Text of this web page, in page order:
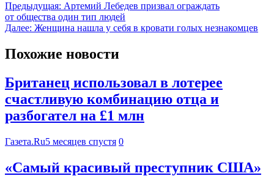
Предыдущая: Артемий Лебедев призвал ограждать
от общества один тип людей
Далее: Женщина нашла у себя в кровати голых незнакомцев
Похожие новости
Британец использовал в лотерее
счастливую комбинацию отца и
разбогател на £1 млн
Газета.Ru5 месяцев спустя 0
«Самый красивый преступник США»